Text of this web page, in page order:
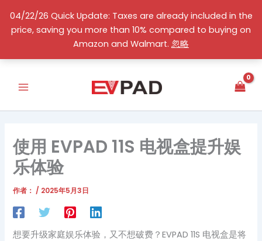
04/22/26 Quick Update: Taxes are already included in the
price, saving you more than 10% compared to buying on
Amazon and Walmart. 忽略
简体中文
使用 EVPAD 11S 电视盒提升娱
乐体验
作者： / 2025年5月3日
想要升级家庭娱乐体验，又不想破费？EVPAD 11S 电视盒是将